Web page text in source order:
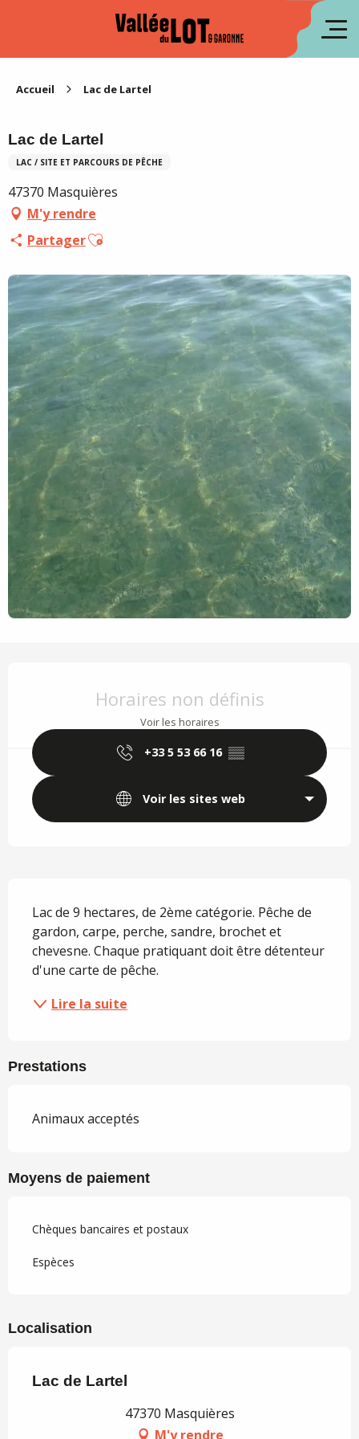
Accueil Lac de Lartel
Lac de Lartel
LAC / SITE ET PARCOURS DE PÊCHE
47370 Masquières
M'y rendre
PartagerAjouter aux favoris
Horaires non définis
Voir les horaires
+33 5 53 66 16 ▒▒
Voir les sites web
Lac de 9 hectares, de 2ème catégorie. Pêche de
gardon, carpe, perche, sandre, brochet et
chevesne. Chaque pratiquant doit être détenteur
d'une carte de pêche.
Lire la suite
Prestations
Animaux acceptés
Moyens de paiement
Chèques bancaires et postaux
Espèces
Localisation
Lac de Lartel
47370 Masquières
M'y rendre